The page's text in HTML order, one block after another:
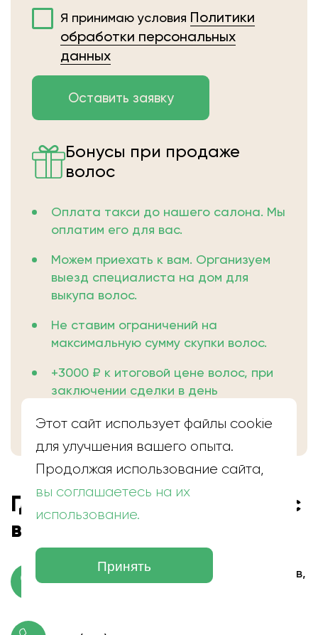
Я принимаю условия Политики
обработки персональных
данных
Бонусы при продаже
волос
Оплата такси до нашего салона. Мы
оплатим его для вас.
Можем приехать к вам. Организуем
выезд специалиста на дом для
выкупа волос.
Не ставим ограничений на
максимальную сумму скупки волос.
+3000 ₽ к итоговой цене волос, при
заключении сделки в день
Где находится скупка волос
в Новокузнецке
г. Новокузнецк, проспект Металлургов,
Этот сайт использует файлы cookie
для улучшения вашего опыта.
Продолжая использование сайта,
вы соглашаетесь на их
использование.
Принять